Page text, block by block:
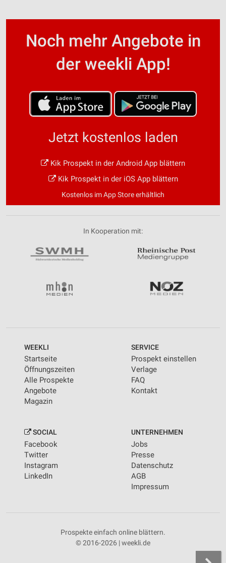
Noch mehr Angebote in
der weekli App!
Jetzt kostenlos laden
Kik Prospekt in der Android App blättern
Kik Prospekt in der iOS App blättern
Kostenlos im App Store erhältlich
In Kooperation mit:
WEEKLI
Startseite
Öffnungszeiten
Alle Prospekte
Angebote
Magazin
SERVICE
Prospekt einstellen
Verlage
FAQ
Kontakt
SOCIAL
Facebook
Twitter
Instagram
LinkedIn
UNTERNEHMEN
Jobs
Presse
Datenschutz
AGB
Impressum
Prospekte einfach online blättern.
© 2016-2026 | weekli.de